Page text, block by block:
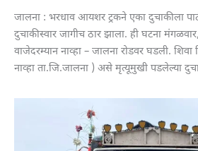
जालना : भरधाव आयशर ट्रकने एका दुचाकीला
दुचाकीस्वार जागीच ठार झाला. ही घटना
वाजेदरम्यान नाव्हा – जालना रोडवर घडली. शिवा
नाव्हा ता.जि.जालना ) असे मृत्यूमुखी पडलेल्या